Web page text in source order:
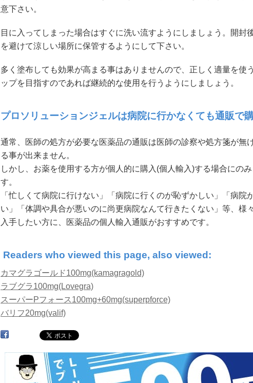
意下さい。
目に入ってしまった場合はすぐに洗い流すようにしましょう。開封
を避けて涼しい場所に保管するようにして下さい。
多く塗布しても効果が高まる事はありませんので、正しく適量を使
ップを目指すのであれば継続的な使用を行うようにしましょう。
プロソリューションジェルは病院に行かなくても通販で
通常、医師の処方が必要な医薬品の通販は医師の診察や処方箋が無
る事が出来ません。
しかし、お薬を使用する方が個人的に購入(個人輸入)する場合にの
す。
「忙しくて病院に行けない」「病院に行くのが恥ずかしい」「病院
い」「体調や具合が悪いのに尚更病院なんて行きたくない」等、様
入手したい方に、医薬品の個人輸入通販がおすすめです。
Readers who viewed this page, also viewed:
カマグラゴールド100mg(kamagragold)
ラブグラ100mg(Lovegra)
スーパーPフォース100mg+60mg(superpforce)
バリフ20mg(valif)